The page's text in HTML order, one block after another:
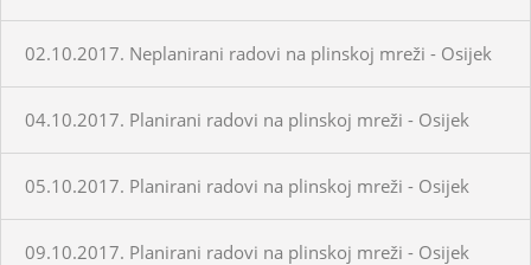
02.10.2017. Neplanirani radovi na plinskoj mreži - Osijek
04.10.2017. Planirani radovi na plinskoj mreži - Osijek
05.10.2017. Planirani radovi na plinskoj mreži - Osijek
09.10.2017. Planirani radovi na plinskoj mreži - Osijek